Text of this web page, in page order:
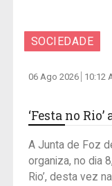
SOCIEDADE
06 Ago 2026 10:12
‘Festa no
A Junta de Foz
organiza, no dia
Rio’, desta vez